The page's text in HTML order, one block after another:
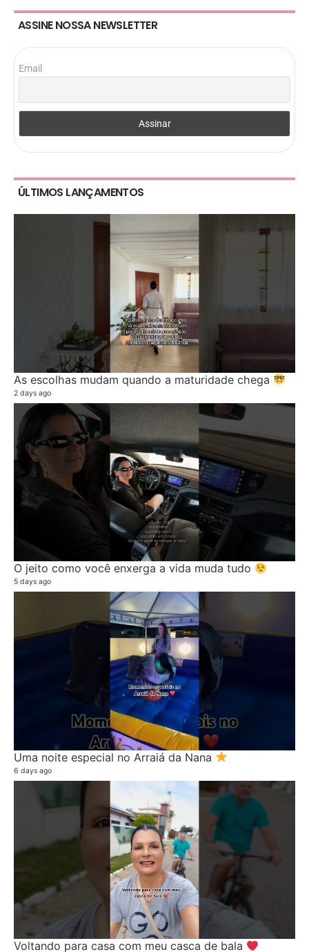
ASSINE NOSSA NEWSLETTER
Email
ÚLTIMOS LANÇAMENTOS
As escolhas mudam quando a maturidade chega
2 days ago
O jeito como você enxerga a vida muda tudo
5 days ago
Uma noite especial no Arraiá da Nana
6 days ago
Voltando para casa com meu casca de bala